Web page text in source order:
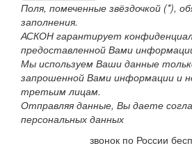
Поля, помеченные звёздочкой (*),
заполнения.
АСКОН гарантирует
предоставленной Вами
Мы используем Ваши данные
запрошенной Вами информации и
третьим лицам.
Отправляя данные, Вы даете
персональных данных
звонок по России